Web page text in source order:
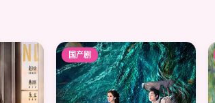
国产剧